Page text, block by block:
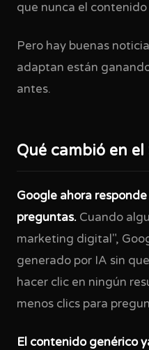
que nunca el
Pero hay buenas
adaptan están
antes.
Qué cambió en el
Google ahora
preguntas. Cuando
marketing digital",
generado por IA sin
hacer clic en ningún
menos clics para
El contenido genérico